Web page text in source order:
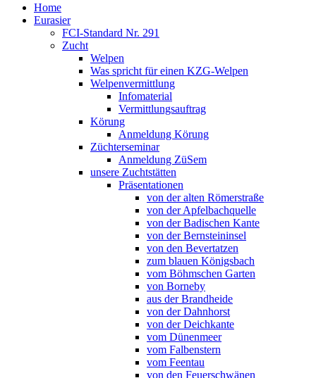
Home
Eurasier
FCI-Standard Nr. 291
Zucht
Welpen
Was spricht für einen KZG-Welpen
Welpenvermittlung
Infomaterial
Vermittlungsauftrag
Körung
Anmeldung Körung
Züchterseminar
Anmeldung ZüSem
unsere Zuchtstätten
Präsentationen
von der alten Römerstraße
von der Apfelbachquelle
von der Badischen Kante
von der Bernsteininsel
von den Bevertatzen
zum blauen Königsbach
vom Böhmschen Garten
von Borneby
aus der Brandheide
von der Dahnhorst
von der Deichkante
vom Dünenmeer
vom Falbenstern
vom Feentau
von den Feuerschwänen